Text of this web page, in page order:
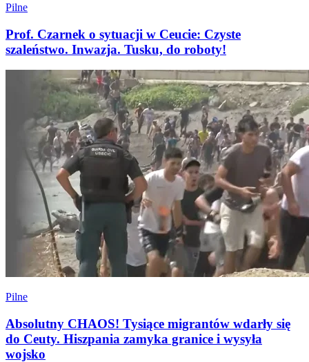
Pilne
Prof. Czarnek o sytuacji w Ceucie: Czyste
szaleństwo. Inwazja. Tusku, do roboty!
Pilne
Absolutny CHAOS! Tysiące migrantów wdarły się
do Ceuty. Hiszpania zamyka granice i wysyła
wojsko